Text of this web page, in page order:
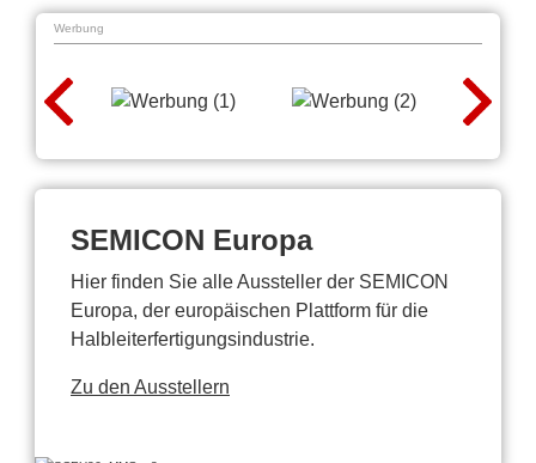
Werbung
SEMICON Europa
Hier finden Sie alle Aussteller der SEMICON
Europa, der europäischen Plattform für die
Halbleiterfertigungsindustrie.
Zu den Ausstellern